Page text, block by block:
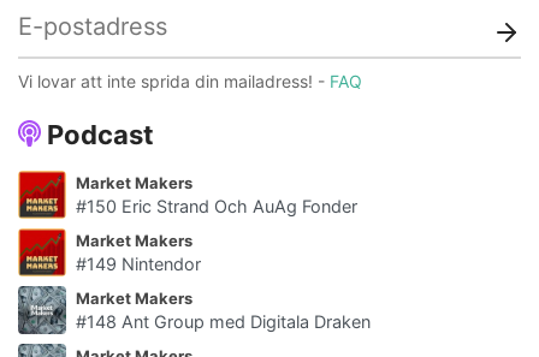
Podcast
Market Makers
#150 Eric Strand Och AuAg Fonder
Market Makers
#149 Nintendor
Market Makers
#148 Ant Group med Digitala Draken
Vi lovar att inte sprida din mailadress! - FAQ